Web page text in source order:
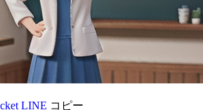
LINE コピー